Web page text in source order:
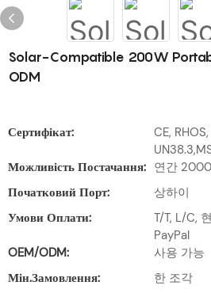
Solar-Compatible 200W
ODM
Сертифікат:
CE,
Можливість Постачання: 연간
Початковий Порт:
상하이
Умови Оплати:
T/T, L/C,
PayPal
OEM/ODM:
사용 가능
Мін.замовлення:
한 조각